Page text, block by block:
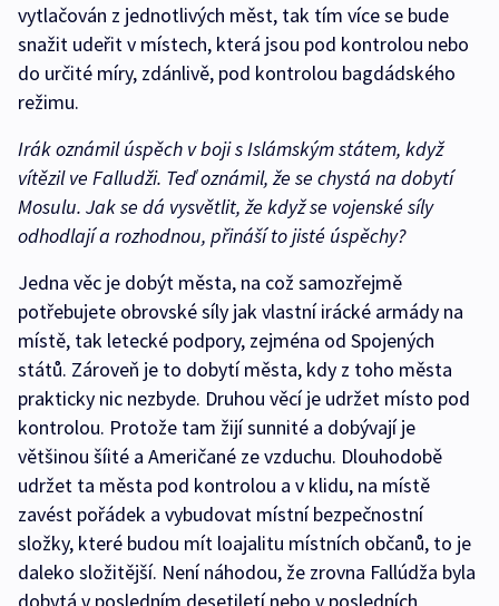
vytlačován z jednotlivých měst, tak tím více se bude
snažit udeřit v místech, která jsou pod kontrolou nebo
do určité míry, zdánlivě, pod kontrolou bagdádského
režimu.
Irák oznámil úspěch v boji s Islámským státem, když
vítězil ve Falludži. Teď oznámil, že se chystá na dobytí
Mosulu. Jak se dá vysvětlit, že když se vojenské síly
odhodlají a rozhodnou, přináší to jisté úspěchy?
Jedna věc je dobýt města, na což samozřejmě
potřebujete obrovské síly jak vlastní irácké armády na
místě, tak letecké podpory, zejména od Spojených
států. Zároveň je to dobytí města, kdy z toho města
prakticky nic nezbyde. Druhou věcí je udržet místo pod
kontrolou. Protože tam žijí sunnité a dobývají je
většinou šíité a Američané ze vzduchu. Dlouhodobě
udržet ta města pod kontrolou a v klidu, na místě
zavést pořádek a vybudovat místní bezpečnostní
složky, které budou mít loajalitu místních občanů, to je
daleko složitější. Není náhodou, že zrovna Fallúdža byla